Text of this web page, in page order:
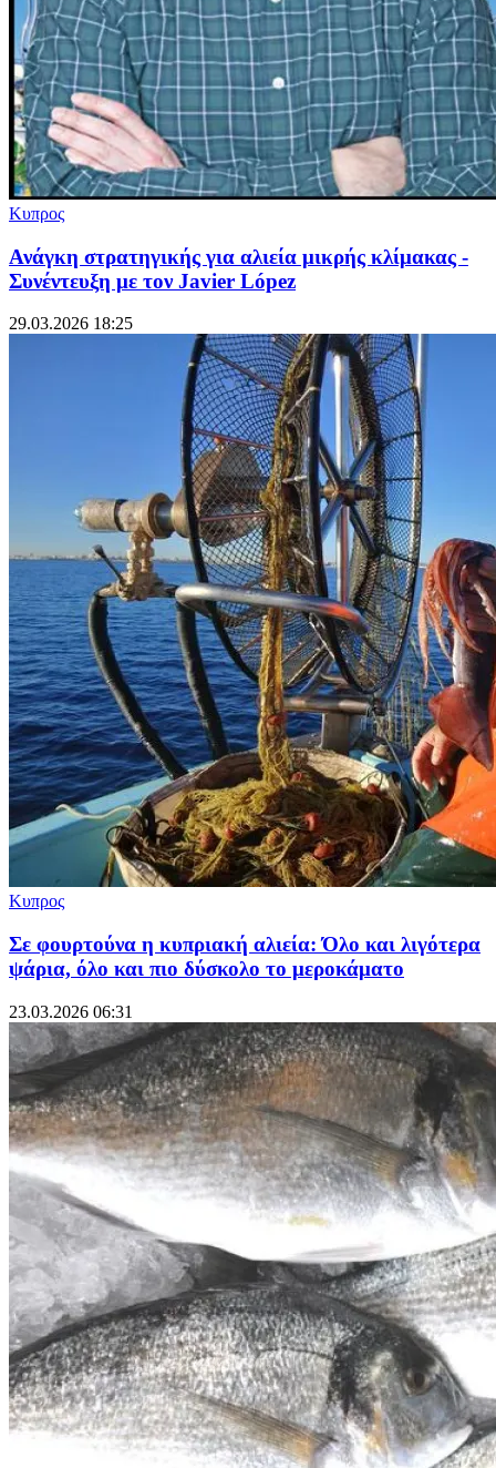
Κυπρος
Ανάγκη στρατηγικής για αλιεία μικρής κλίμακας -
Συνέντευξη με τον Javier López
29.03.2026 18:25
Κυπρος
Σε φουρτούνα η κυπριακή αλιεία: Όλο και λιγότερα
ψάρια, όλο και πιο δύσκολο το μεροκάματο
23.03.2026 06:31